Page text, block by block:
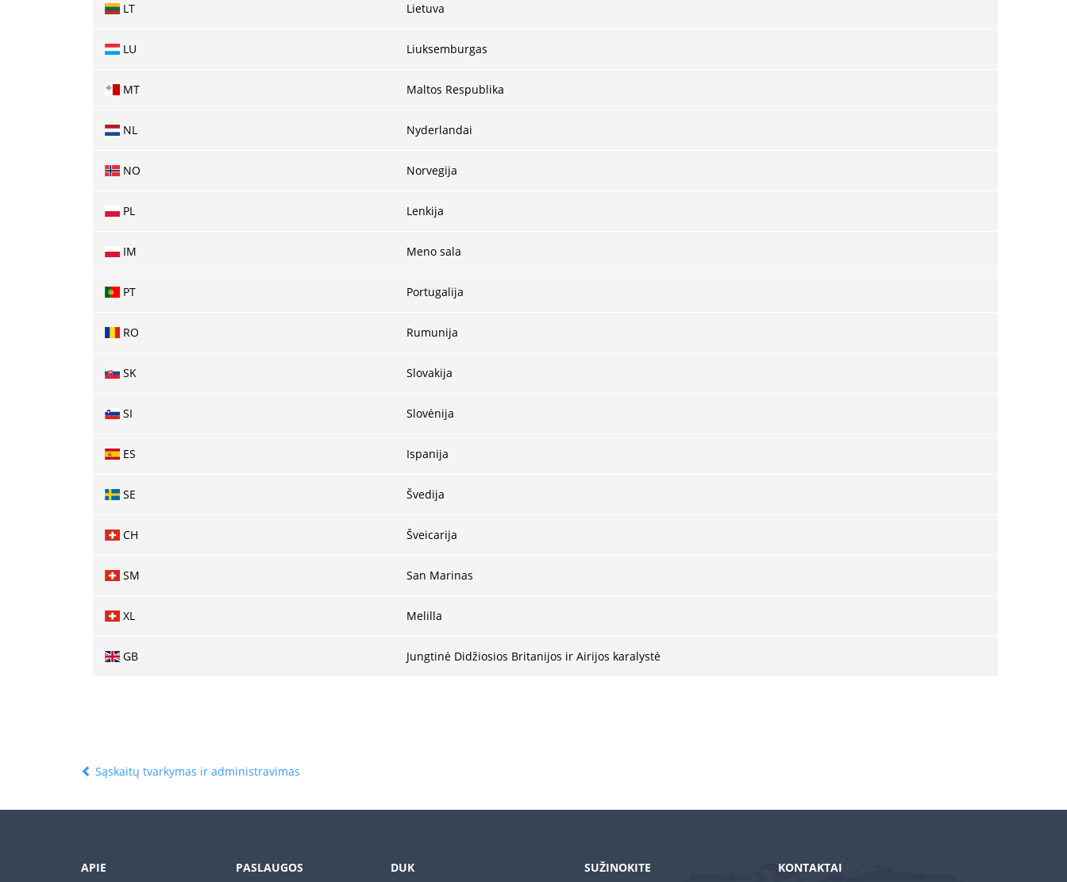
LT Lietuva
LU Liuksemburgas
MT Maltos Respublika
NL Nyderlandai
NO Norvegija
PL Lenkija
IM Meno sala
PT Portugalija
RO Rumunija
SK Slovakija
SI Slovėnija
ES Ispanija
SE Švedija
CH Šveicarija
SM San Marinas
XL Melilla
GB Jungtinė Didžiosios Britanijos ir Airijos karalystė
Sąskaitų tvarkymas ir administravimas
APIE PASLAUGOS DUK SUŽINOKITE KONTAKTAI